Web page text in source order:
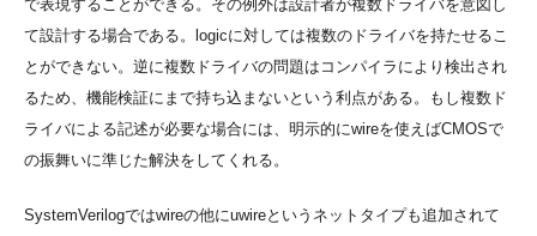
で表現することができる。その例外は設計者が複数ドライバを意図し
て設計する場合である。logicに対しては複数のドライバを持たせるこ
とができない。逆に複数ドライバの問題はコンパイラにより検出され
るため、機能検証にまで持ち込まないという利点がある。もし複数ド
ライバによる記述が必要な場合には、明示的にwireを使えばCMOSで
の振舞いに準じた解決をしてくれる。
SystemVerilogではwireの他にuwireというネットタイプも追加されて